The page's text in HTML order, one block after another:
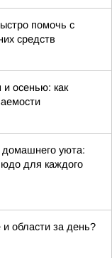
помочь с
средств
и осенью: как
уюта:
для каждого
области за день?